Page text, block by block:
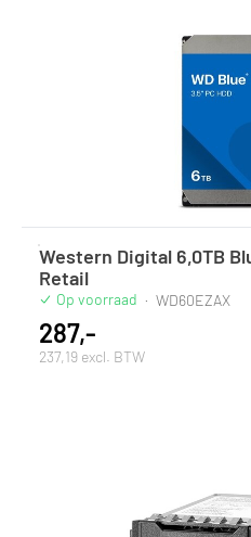
Western Digital 6,0TB
Retail
Op voorraad · WD60EZAX
287,-
237,19 excl. BTW